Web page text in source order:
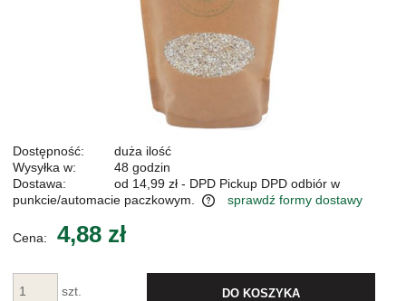
Dostępność:
duża ilość
Wysyłka w:
48 godzin
Dostawa:
od 14,99 zł - DPD Pickup DPD odbiór w
punkcie/automacie paczkowym.
sprawdź formy dostawy
Cena: 4,88 zł
szt. DO KOSZYKA